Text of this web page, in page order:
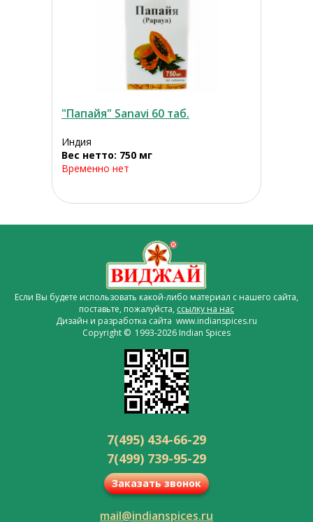
"Папайя" Sanavi 60 таб.
Индия
Вес нетто: 750 мг
Временно нет
Если Вы будете использовать какой-либо материал с нашего сайта,
поставьте, пожалуйста, ссылку на нас
Дизайн и разработка сайта www.indianspices.ru
Copyright © 1993-2026 Indian Spices
7(495) 434-66-29
7(499) 739-95-29
Заказать звонок
mail@indianspices.ru